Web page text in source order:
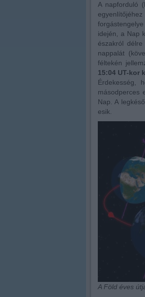
A napforduló
idején, a Nap
északról
nappalát
féltekén
15:04UT-kor
Érdekesség,
másodperces
Nap. A
esik.
A Föld éves